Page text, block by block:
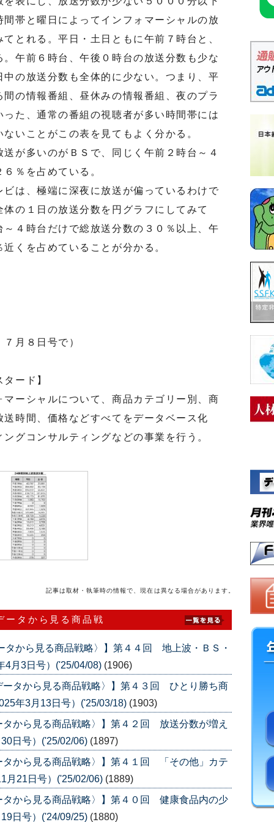
帯と曜日によってインフォマーシャルの放
とれる。平日・土日ともに午前７時台と、
午前６時台、午後０時台の放送分数も少な
の放送分数も全体的に少ない。つまり、平
の情報番組、昼休みの情報番組、夜のプラ
た、通常の番組の視聴者が多い時間帯には
いことがこの表を見てもよく分かる。
が多いのがＢＳで、同じく午前２時台～４
％を占めている。
は、極端に深夜に放送が偏っているわけで
の１日の放送分数を円グラフにしてみて
４時台だけで総放送分数の３０％以上、午
くを占めていることが分かる。
月８日号で）
ード】
ーシャルについて、商品カテゴリー別、商
時間、価格などすべてをデータベース化
グコンサルティングなどの事業を行う。
記事は取材・執筆時の情報で、現在は異なる場合があります。
ータから見る商品戦
タから見る商品戦略〉】第４４回 地上波・ＢＳ・
4月3日号）('25/04/08) (1906)
タから見る商品戦略〉】第４３回 ひとり勝ち商
年3月13日号）('25/03/18) (1903)
から見る商品戦略〉】第４２回 放送分数が増え
日号）('25/02/06) (1897)
タから見る商品戦略〉】第４１回 「その他」カテ
月21日号）('25/02/06) (1889)
タから見る商品戦略〉】第４０回 健康食品内の少
日号）('24/09/25) (1880)